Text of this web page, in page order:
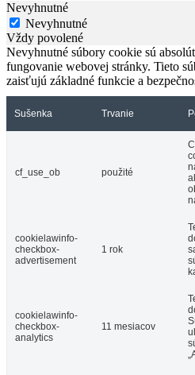
Nevyhnutné
Nevyhnutné
Vždy povolené
Nevyhnutné súbory cookie sú
fungovanie webovej stránky. Tieto
zaisťujú základné funkcie a
Sušenka Trvanie
cf_use_ob použité
cookielawinfo-
checkbox-
advertisement
1 rok
cookielawinfo-
checkbox-
analytics
11 mesiacov